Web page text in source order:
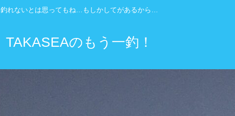
釣れないとは思ってもね…もしかしてがあるから…
TAKASEAのもう一釣！